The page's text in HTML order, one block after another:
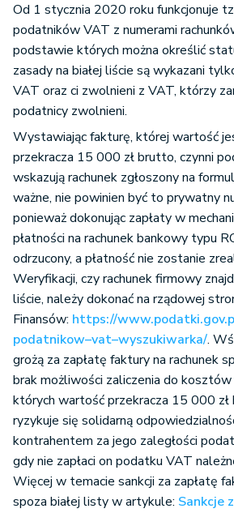
Od 1 stycznia 2020 roku funkcjonuje
podatników VAT z numerami
podstawie których można określić
zasady na białej liście są wykazani
VAT oraz ci zwolnieni z VAT, którzy
podatnicy zwolnieni.
Wystawiając fakturę, której wartość
przekracza 15 000 zł brutto, czynni
wskazują rachunek zgłoszony na
ważne, nie powinien być to prywatny
ponieważ dokonując zapłaty w
płatności na rachunek bankowy typu
odrzucony, a płatność nie zostanie
Weryfikacji, czy rachunek firmowy
liście, należy dokonać na rządowej
Finansów: https://
podatnikow–vat–wyszukiwarka/.
grożą za zapłatę faktury na rachunek
brak możliwości zaliczenia do kosztów
których wartość przekracza 15 000
ryzykuje się solidarną
kontrahentem za jego zaległości
gdy nie zapłaci on podatku VAT
Więcej w temacie sankcji za zapłatę
spoza białej listy w artykule: Sankcje